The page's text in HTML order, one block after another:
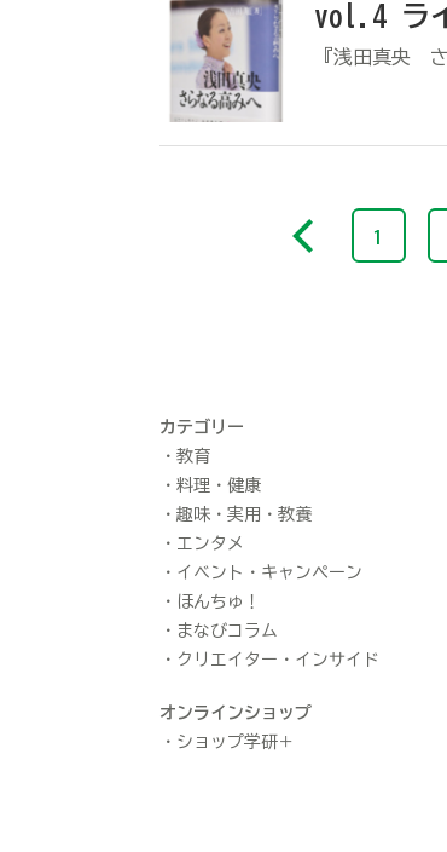
vol.4 ラ
『浅田真央
1
カテゴリー
教育
料理・健康
趣味・実用・教養
エンタメ
イベント・キャンペーン
ほんちゅ！
まなびコラム
クリエイター・インサイド
オンラインショップ
ショップ学研＋